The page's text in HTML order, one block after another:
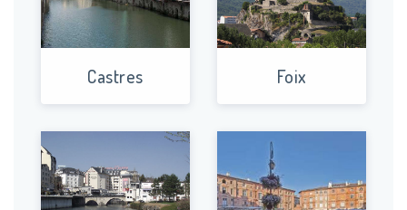
Castres Foix